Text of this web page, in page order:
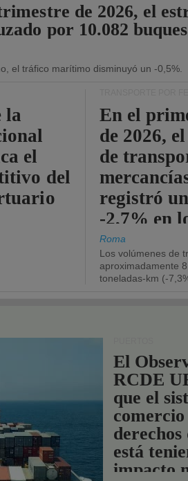
de 2026, el
por 10.082
el tráfico marítimo disminuyó un -0,5%.
la
el
del
En el
de 2026,
de
registró
-2,7% en
Roma
Los volúmenes de
aproximadamente
toneladas-km (-
El
RCDE
que el
comercio
derechos
está
impacto